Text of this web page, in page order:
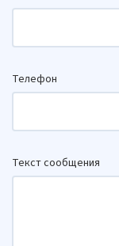
Телефон
Текст сообщения